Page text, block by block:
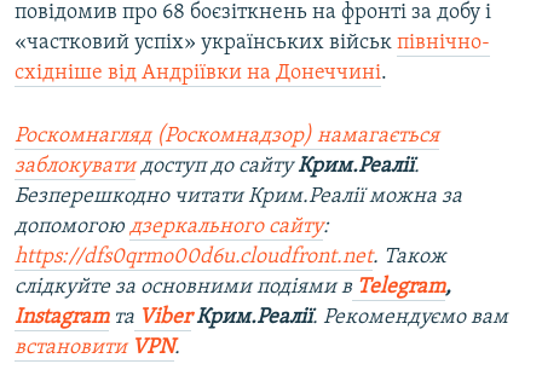
повідомив про 68 боєзіткнень на фронті за добу і
«частковий успіх» українських військ північно-
східніше від Андріївки на Донеччині.
Роскомнагляд (Роскомнадзор) намагається
заблокуватидоступ до сайтуКрим.Реалії.
Безперешкодно читати Крим.Реалії можна за
допомогою дзеркального сайту:
https://dfs0qrmo00d6u.cloudfront.net. Також
слідкуйте за основними подіями в Telegram,
Instagramта ViberКрим.Реалії. Рекомендуємо вам
встановити VPN.